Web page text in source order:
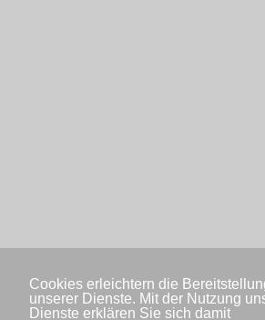
Cookies erleichtern die
unserer Dienste. Mit der Nutzung
Dienste erklären Sie sich damit